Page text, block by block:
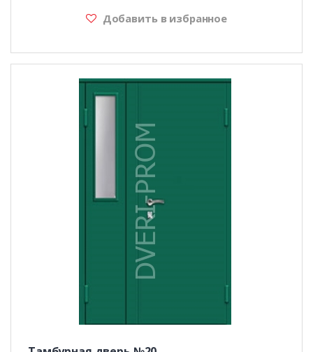
Добавить в избранное